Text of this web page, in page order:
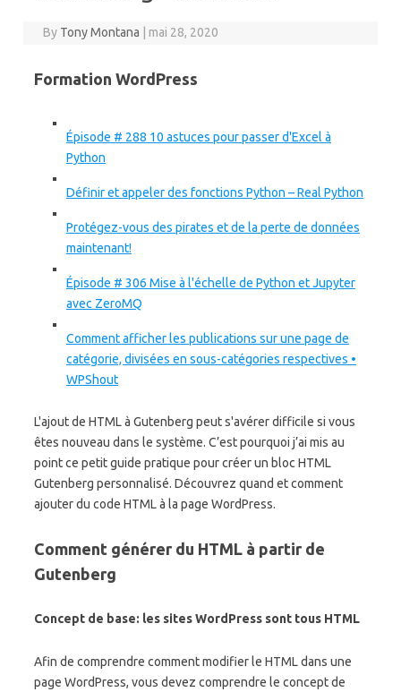
By Tony Montana mai 28, 2020
Formation WordPress
Épisode # 288 10 astuces pour passer d'Excel à
Python
Définir et appeler des fonctions Python – Real Python
Protégez-vous des pirates et de la perte de données
maintenant!
Épisode # 306 Mise à l'échelle de Python et Jupyter
avec ZeroMQ
Comment afficher les publications sur une page de
catégorie, divisées en sous-catégories respectives •
WPShout
L'ajout de HTML à Gutenberg peut s'avérer difficile si vous
êtes nouveau dans le système. C’est pourquoi j’ai mis au
point ce petit guide pratique pour créer un bloc HTML
Gutenberg personnalisé. Découvrez quand et comment
ajouter du code HTML à la page WordPress.
Comment générer du HTML à partir de
Gutenberg
Concept de base: les sites WordPress sont tous HTML
Afin de comprendre comment modifier le HTML dans une
page WordPress, vous devez comprendre le concept de